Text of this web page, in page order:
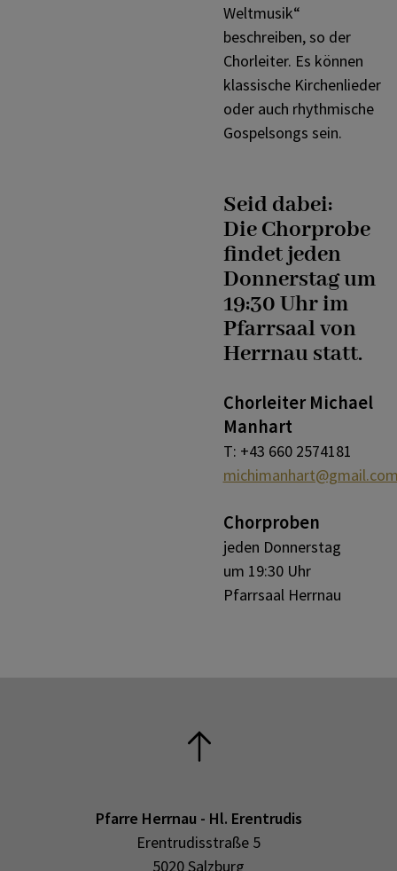
Weltmusik“
beschreiben, so der
Chorleiter. Es können
klassische Kirchenlieder
oder auch rhythmische
Gospelsongs sein.
Seid dabei:
Die Chorprobe
findet jeden
Donnerstag um
19:30 Uhr im
Pfarrsaal von
Herrnau statt.
Chorleiter Michael
Manhart
T: +43 660 2574181
Chorproben
jeden Donnerstag
um 19:30 Uhr
Pfarrsaal Herrnau
Pfarre Herrnau - Hl. Erentrudis
Erentrudisstraße 5
5020 Salzburg